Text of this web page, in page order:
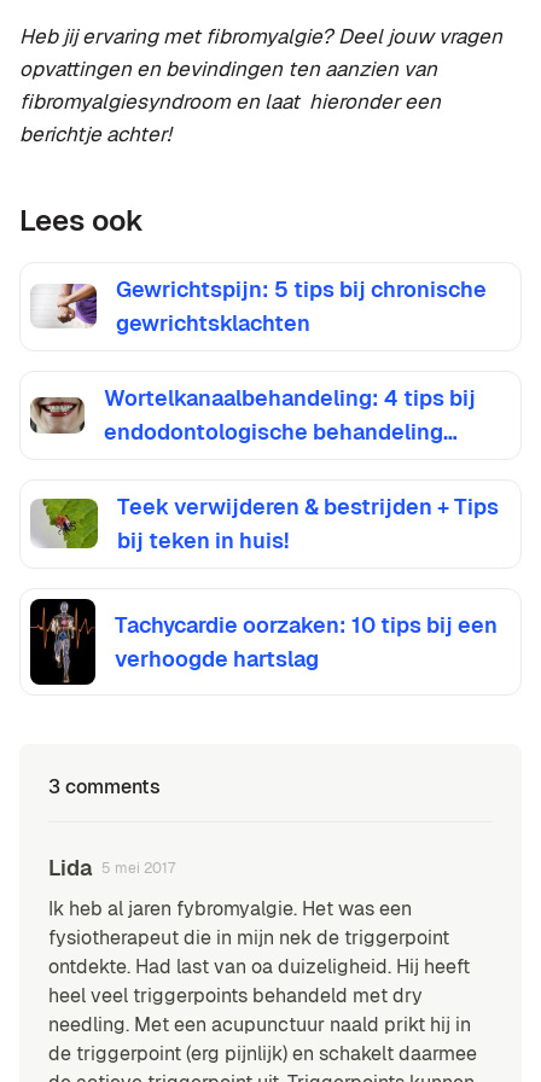
Heb jij ervaring met fibromyalgie? Deel jouw vragen
opvattingen en bevindingen ten aanzien van
fibromyalgiesyndroom en laat hieronder een
berichtje achter!
Lees ook
Gewrichtspijn: 5 tips bij chronische
gewrichtsklachten
Wortelkanaalbehandeling: 4 tips bij
endodontologische behandeling…
Teek verwijderen & bestrijden + Tips
bij teken in huis!
Tachycardie oorzaken: 10 tips bij een
verhoogde hartslag
3 comments
Lida 5 mei 2017
Ik heb al jaren fybromyalgie. Het was een
fysiotherapeut die in mijn nek de triggerpoint
ontdekte. Had last van oa duizeligheid. Hij heeft
heel veel triggerpoints behandeld met dry
needling. Met een acupunctuur naald prikt hij in
de triggerpoint (erg pijnlijk) en schakelt daarmee